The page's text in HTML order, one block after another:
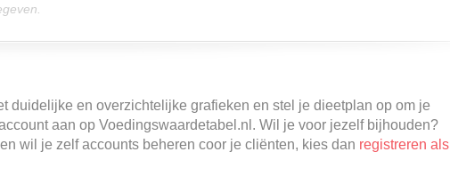
en overzichtelijke grafieken en stel je dieetplan op om je
aan op Voedingswaardetabel.nl. Wil je voor jezelf bijhouden?
wil je zelf accounts beheren coor je cliënten, kies dan registreren als